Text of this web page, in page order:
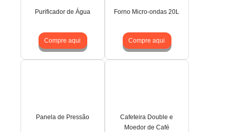
Purificador de Água
Compre aqui
Forno Micro-ondas 20L
Compre aqui
Panela de Pressão
Cafeteira Double e
Moedor de Café